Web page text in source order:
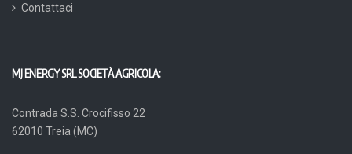
Contattaci
MJ ENERGY SRL SOCIETÀ AGRICOLA:
Contrada S.S. Crocifisso 22
62010 Treia (MC)